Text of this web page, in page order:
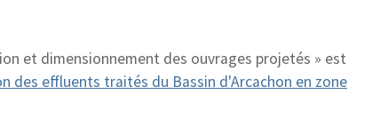
et dimensionnement des ouvrages projetés » est
des effluents traités du Bassin d'Arcachon en zone